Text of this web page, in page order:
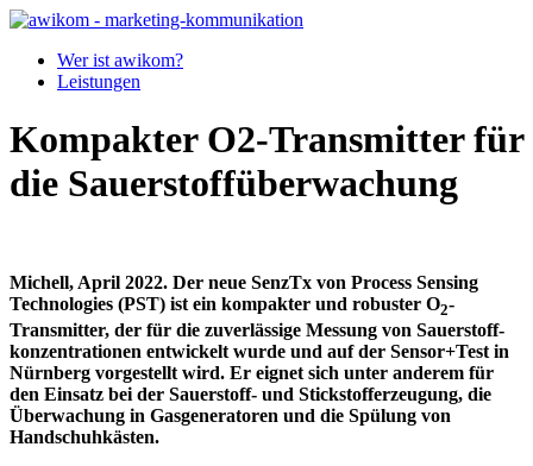
Wer ist awikom?
Leistungen
Kompakter O2-Transmitter für
die Sauerstoffüberwachung
Michell, April 2022. Der neue SenzTx von Process Sensing
Technologies (PST) ist ein kompakter und robuster O2-
Transmitter, der für die zuverlässige Messung von Sauerstoff­
konzentrationen entwickelt wurde und auf der Sensor+Test in
Nürnberg vorgestellt wird. Er eignet sich unter anderem für
den Einsatz bei der Sauerstoff- und Stickstofferzeugung, die
Überwachung in Gasgeneratoren und die Spülung von
Handschuhkästen.